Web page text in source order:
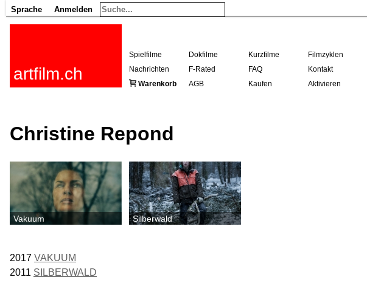
Sprache Anmelden
artfilm.ch
Spielfilme Dokfilme Kurzfilme Filmzyklen
Nachrichten
F-Rated FAQ Kontakt
Warenkorb
AGB Kaufen Aktivieren
Christine Repond
Vakuum Silberwald
2017 VAKUUM
2011 SILBERWALD